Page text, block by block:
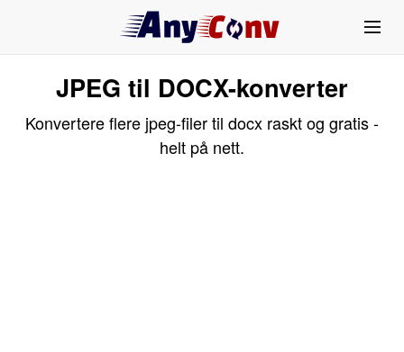
JPEG til DOCX-konverter
Konvertere flere jpeg-filer til docx raskt og gratis -
helt på nett.